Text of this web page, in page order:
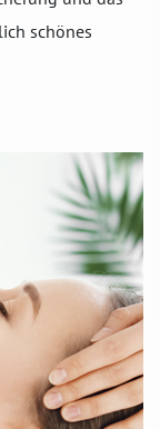
schönes